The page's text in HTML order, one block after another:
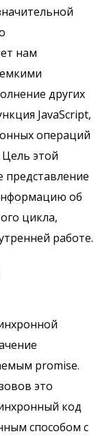
нам
других
JavaScript,
операций
этой
представление
об
цикла,
работе.
promise.
это
код
способом с